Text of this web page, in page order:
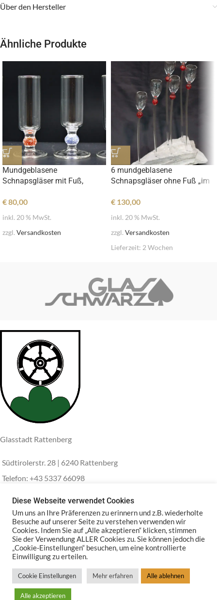
Über den Hersteller
Ähnliche Produkte
Mundgeblasene
Schnapsgläser mit Fuß,
€80,00
inkl. 20 % MwSt.
zzgl. Versandkosten
6 mundgeblasene
Schnapsgläser ohne Fuß „im
€ 130,00
inkl. 20 % MwSt.
zzgl. Versandkosten
Lieferzeit: 2 Wochen
Glasstadt Rattenberg
Südtirolerstr. 28 | 6240 Rattenberg
Telefon: +43 5337 66098
RATTENBERG
PARTNERSHOPS
RECHTLICHES
GLAS SCHWARZ2020 - 2025
Diese Webseite verwendet Cookies
Um uns an Ihre Präferenzen zu erinnern und z.B. wiederholte
Besuche auf unserer Seite zu verstehen verwenden wir
Cookies. Indem Sie auf „Alle akzeptieren“ klicken, stimmen
Sie der Verwendung ALLER Cookies zu. Sie können jedoch die
„Cookie-Einstellungen“ besuchen, um eine kontrollierte
Einwilligung zu erteilen.
Cookie Einstellungen Mehr erfahren Alle ablehnen
Alle akzeptieren